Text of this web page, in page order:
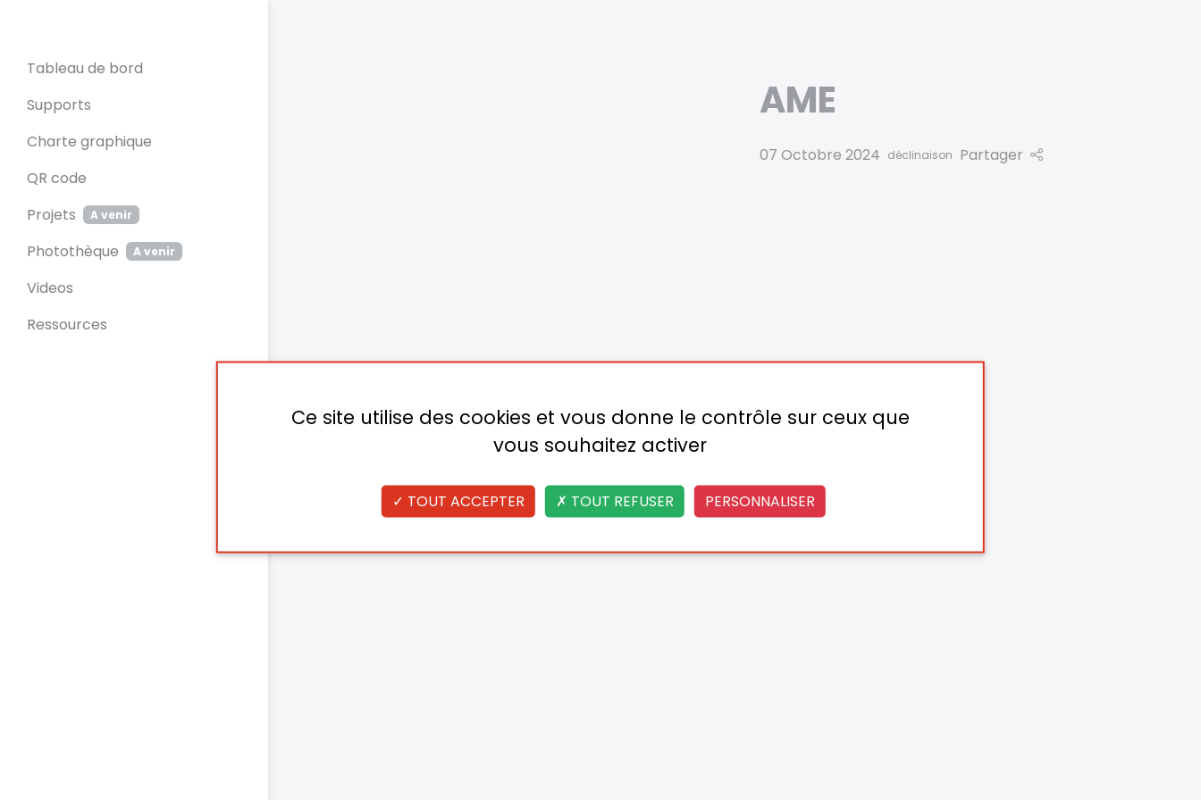
Tableau de bord
Supports
Charte graphique
QR code
Projets
A venir
Photothèque A venir
Videos
Ressources
AME
07 Octobre 2024 déclinaison Partager
Ce site utilise des cookies et vous donne le contrôle sur ceux que
vous souhaitez activer
TOUT ACCEPTER TOUT REFUSER PERSONNALISER